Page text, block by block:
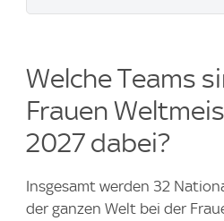
Welche Teams
Frauen
2027 dabei?
Insgesamt werden 32
der ganzen Welt bei der